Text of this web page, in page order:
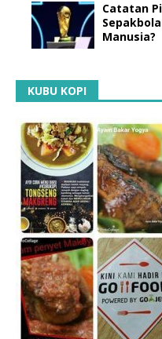
Catatan
Manusia?
KUBU KOPI